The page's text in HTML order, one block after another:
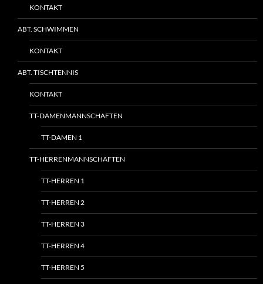
KONTAKT
ABT. SCHWIMMEN
KONTAKT
ABT. TISCHTENNIS
KONTAKT
TT-DAMENMANNSCHAFTEN
TT-DAMEN 1
TT-HERRENMANNSCHAFTEN
TT-HERREN 1
TT-HERREN 2
TT-HERREN 3
TT-HERREN 4
TT-HERREN 5